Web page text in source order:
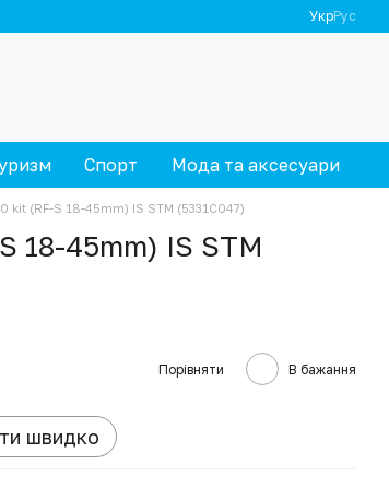
УкрРус
Спорт Мода та аксесуари
kit (RF-S 18-45mm) IS STM (5331C047)
18-45mm) IS STM
Порівняти В бажання
швидко